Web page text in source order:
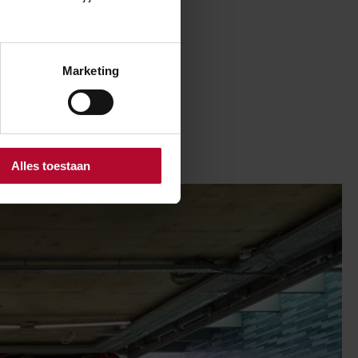
Marketing
Alles toestaan
worden.
ook een
te kunnen